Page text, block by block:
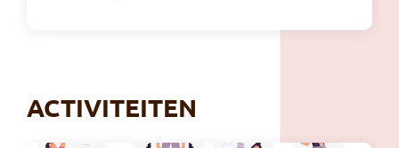
ACTIVITEITEN